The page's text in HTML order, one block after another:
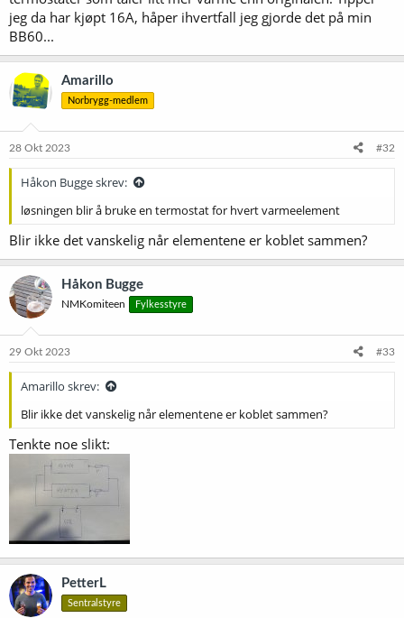
jeg da har kjøpt 16A, håper ihvertfall jeg gjorde det på min
BB60...
Amarillo
Norbrygg-medlem
28 Okt 2023 #32
Håkon Bugge skrev:
løsningen blir å bruke en termostat for hvert varmeelement
Blir ikke det vanskelig når elementene er koblet sammen?
Håkon Bugge
NMKomiteen Fylkesstyre
29 Okt 2023 #33
Amarillo skrev:
Blir ikke det vanskelig når elementene er koblet sammen?
Tenkte noe slikt:
PetterL
Sentralstyre